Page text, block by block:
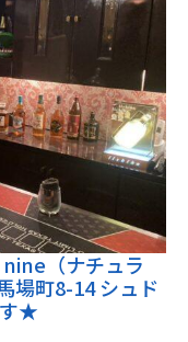
（ナチュラ
場町8-14 シュド
す★